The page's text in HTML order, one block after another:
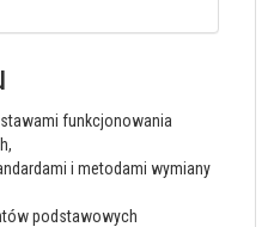
funkcjonowania
i metodami wymiany
podstawowych